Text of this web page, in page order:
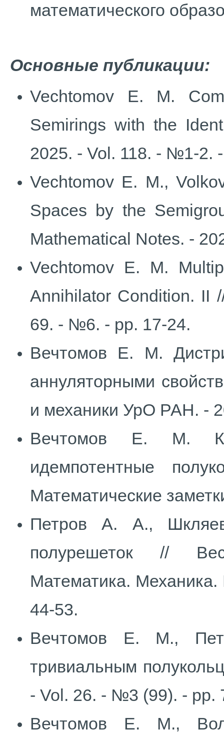
математического
Основные публикации:
Vechtomov E. M.
Semirings with the
2025. - Vol. 118. - №1-2.
Vechtomov E. M.,
Spaces by the
Mathematical Notes. -
Vechtomov E. M.
Annihilator Condition. II
69. - №6. - pp. 17-24.
Вечтомов Е. М.
аннуляторными
и механики УрО РАН. -
Вечтомов Е. М.
идемпотентные
Математические
Петров А. А.,
полурешеток //
Математика.
44-53.
Вечтомов Е. М.,
тривиальным
- Vol. 26. - №3 (99). - pp.
Вечтомов Е. М.,